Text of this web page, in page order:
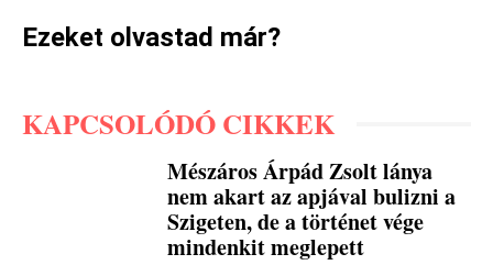
Ezeket olvastad már?
KAPCSOLÓDÓ CIKKEK
Mészáros Árpád Zsolt lánya
nem akart az apjával bulizni a
Szigeten, de a történet vége
mindenkit meglepett